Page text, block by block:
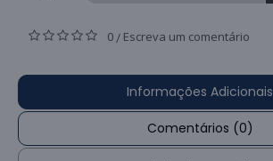
0 / Escreva um comentário
Informações Adicionais
Comentários (0)